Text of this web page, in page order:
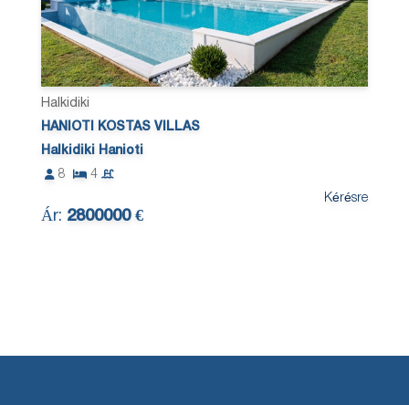
Halkidiki
HANIOTI KOSTAS VILLAS
Halkidiki Hanioti
8
4
Kérésre
Ár: 2800000 €